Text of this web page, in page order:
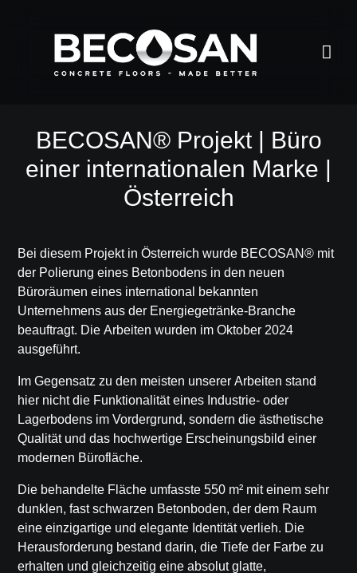
BECOSAN® Projekt | Büro
einer internationalen Marke |
Österreich
Bei diesem Projekt in Österreich wurde BECOSAN® mit
der Polierung eines Betonbodens in den neuen
Büroräumen eines international bekannten
Unternehmens aus der Energiegetränke-Branche
beauftragt. Die Arbeiten wurden im Oktober 2024
ausgeführt.
Im Gegensatz zu den meisten unserer Arbeiten stand
hier nicht die Funktionalität eines Industrie- oder
Lagerbodens im Vordergrund, sondern dieästhetische
Qualität und das hochwertige Erscheinungsbild einer
modernen Bürofläche.
Die behandelte Fläche umfasste550 m² mit einemsehr
dunklen, fast schwarzen Betonboden, der dem Raum
eine einzigartige und elegante Identität verlieh. Die
Herausforderung bestand darin, dieTiefe der Farbe zu
erhalten und gleichzeitig eine absolut glatte,